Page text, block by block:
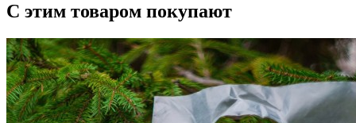
С этим товаром покупают